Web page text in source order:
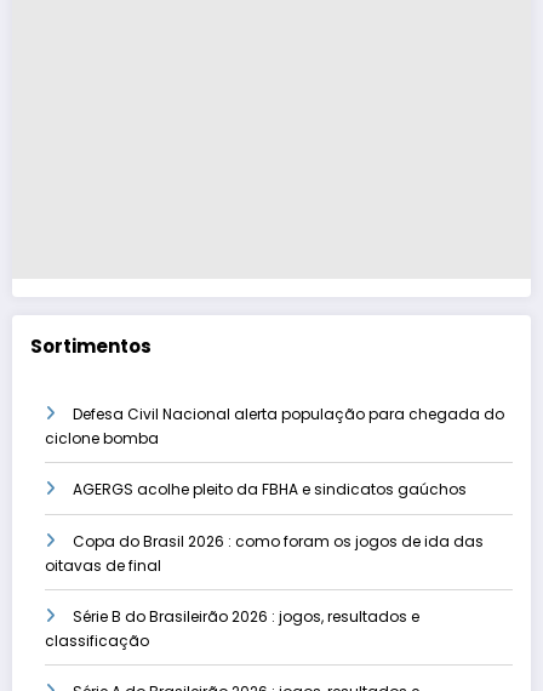
Sortimentos
Defesa Civil Nacional alerta população para chegada do
ciclone bomba
AGERGS acolhe pleito da FBHA e sindicatos gaúchos
Copa do Brasil 2026 : como foram os jogos de ida das
oitavas de final
Série B do Brasileirão 2026 : jogos, resultados e
classificação